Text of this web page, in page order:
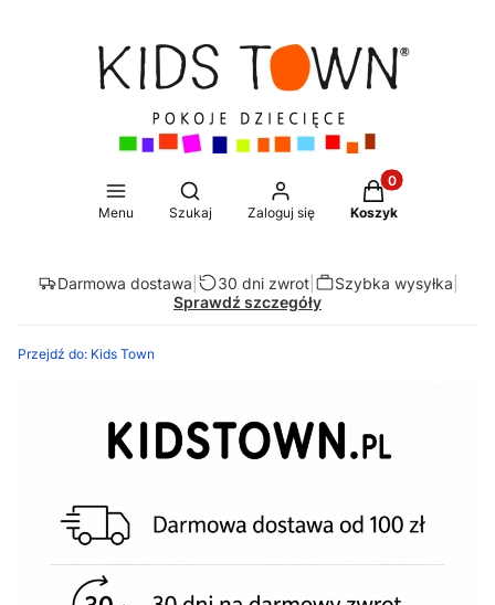
Menu
Otwórz wyszukiwarkę
Szukaj Zaloguj się
Produkty w
Koszyk
Darmowa dostawa 30 dni zwrot| Szybka wysyłka
Sprawdź szczegóły
Przejdź do: Kids Town